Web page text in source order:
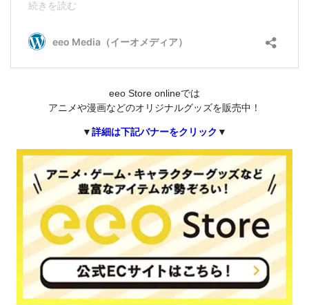
eeo Store onlineでは
アニメや漫画などのオリジナルグッズを販売中！
▼詳細は下記バナーをクリック ▼